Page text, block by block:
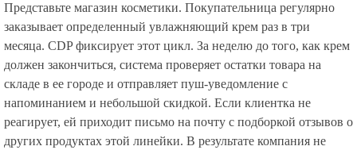
Представьте магазин косметики. Покупательница регулярно
заказывает определенный увлажняющий крем раз в три
месяца. CDP фиксирует этот цикл. За неделю до того, как крем
должен закончиться, система проверяет остатки товара на
складе в ее городе и отправляет пуш-уведомление с
напоминанием и небольшой скидкой. Если клиентка не
реагирует, ей приходит письмо на почту с подборкой отзывов о
других продуктах этой линейки. В результате компания не